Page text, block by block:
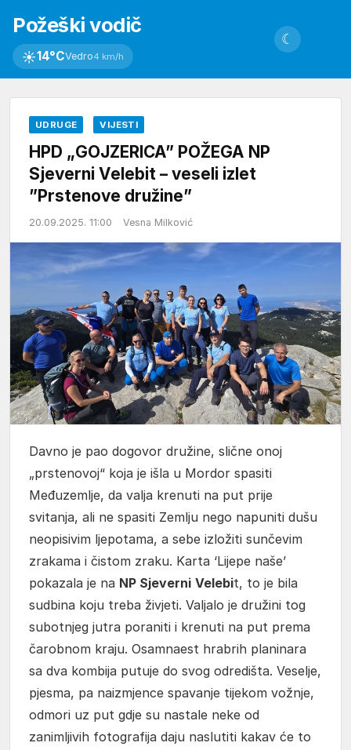
Požeški vodič
☀14°CVedro4 km/h
☾
UDRUGE VIJESTI
HPD „GOJZERICA” POŽEGA NP
Sjeverni Velebit – veseli izlet
”Prstenove družine”
20.09.2025. 11:00 Vesna Milković
Davno je pao dogovor družine, slične onoj
„prstenovoj“ koja je išla u Mordor spasiti
Međuzemlje, da valja krenuti na put prije
svitanja, ali ne spasiti Zemlju nego napuniti dušu
neopisivim ljepotama, a sebe izložiti sunčevim
zrakama i čistom zraku. Karta ‘Lijepe naše’
pokazala je na NP Sjeverni Velebit, to je bila
sudbina koju treba živjeti. Valjalo je družini tog
subotnjeg jutra poraniti i krenuti na put prema
čarobnom kraju. Osamnaest hrabrih planinara
sa dva kombija putuje do svog odredišta. Veselje,
pjesma, pa naizmjence spavanje tijekom vožnje,
odmori uz put gdje su nastale neke od
zanimljivih fotografija daju naslutiti kakav će to